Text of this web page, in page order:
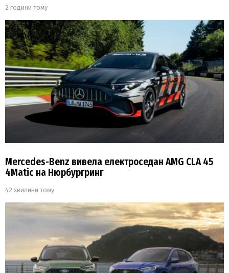
2 години тому
Mercedes-Benz вивела електроседан AMG CLA 45
4Matic на Нюрбургринг
42 хвилини тому